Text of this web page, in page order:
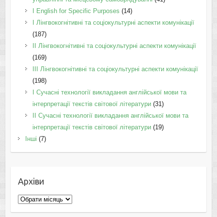
І English for Specific Purposes (14)
I Лінгвокогнітивні та соціокультурні аспекти комунікації
(187)
IІ Лінгвокогнітивні та соціокультурні аспекти комунікації
(169)
IІI Лінгвокогнітивні та соціокультурні аспекти комунікації
(198)
I Cучасні технології викладання англійської мови та
інтерпретації текстів світової літератури(31)
II Cучасні технології викладання англійської мови та
інтерпретації текстів світової літератури(19)
Інші (7)
Архіви
Архіви